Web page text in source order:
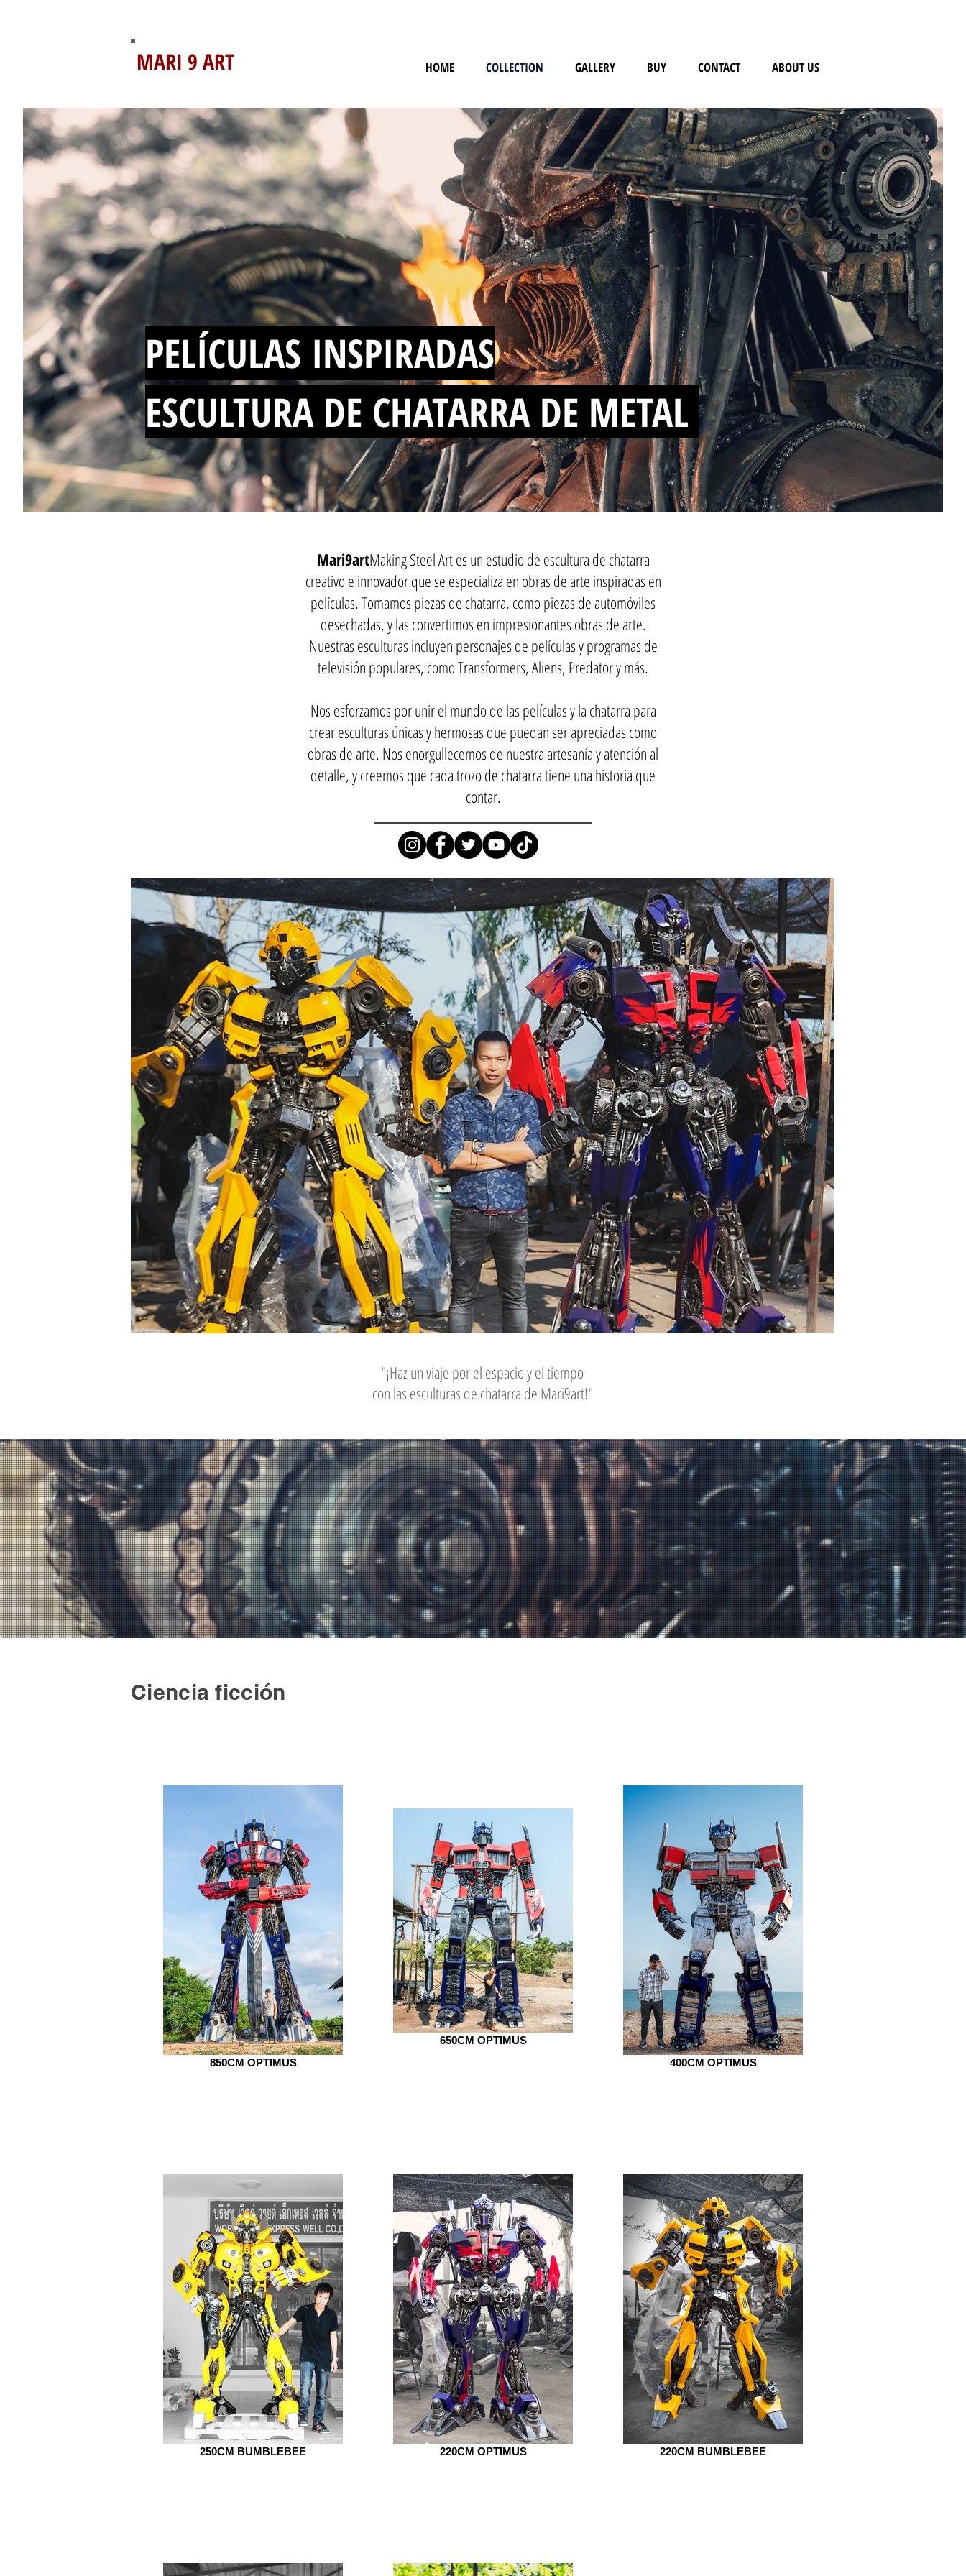
MARI 9 ART HOME COLLECTION GALLERY BUY CONTACT ABOUT US
PELÍCULAS INSPIRADAS
ESCULTURA DE CHATARRA DE METAL
Mari9artMaking Steel Art es un estudio de escultura de chatarra
creativo e innovador que se especializa en obras de arte inspiradas en
películas. Tomamos piezas de chatarra, como piezas de automóviles
desechadas, y las convertimos en impresionantes obras de arte.
Nuestras esculturas incluyen personajes de películas y programas de
televisión populares, como Transformers, Aliens, Predator y más.
Nos esforzamos por unir el mundo de las películas y la chatarra para
crear esculturas únicas y hermosas que puedan ser apreciadas como
obras de arte. Nos enorgullecemos de nuestra artesanía y atención al
detalle, y creemos que cada trozo de chatarra tiene una historia que
contar.
"¡Haz un viaje por el espacio y el tiempo
con las esculturas de chatarra de Mari9art!"
Ciencia ficción
850CM OPTIMUS
650CM OPTIMUS
400CM OPTIMUS
250CM BUMBLEBEE 220CM OPTIMUS 220CM BUMBLEBEE